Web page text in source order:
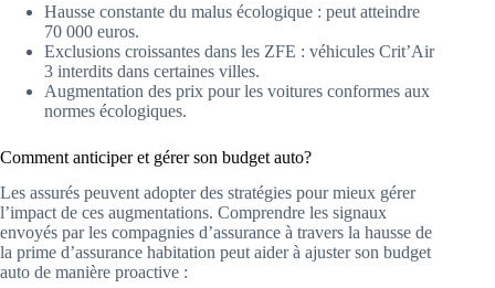
Hausse constante du malus écologique : peut atteindre
70 000 euros.
Exclusions croissantes dans les ZFE : véhicules Crit’Air
3 interdits dans certaines villes.
Augmentation des prix pour les voitures conformes aux
normes écologiques.
Comment anticiper et gérer son budget auto?
Les assurés peuvent adopter des stratégies pour mieux gérer
l’impact de ces augmentations. Comprendre les signaux
envoyés par les compagnies d’assurance à travers la hausse de
la prime d’assurance habitation peut aider à ajuster son budget
auto de manière proactive :